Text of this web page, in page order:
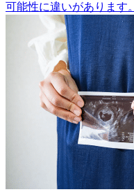
可能性に違いがあります。